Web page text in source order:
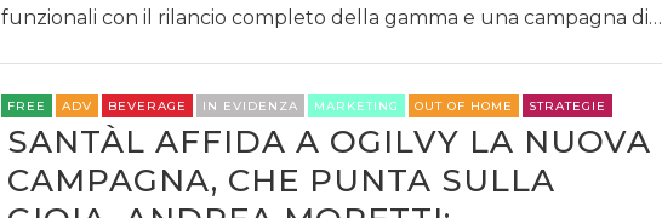
funzionali con il rilancio completo della gamma e una campagna di…
FREE ADV BEVERAGE IN EVIDENZA MARKETING OUT OF HOME STRATEGIE
SANTÀL AFFIDA A OGILVY LA NUOVA
CAMPAGNA, CHE PUNTA SULLA